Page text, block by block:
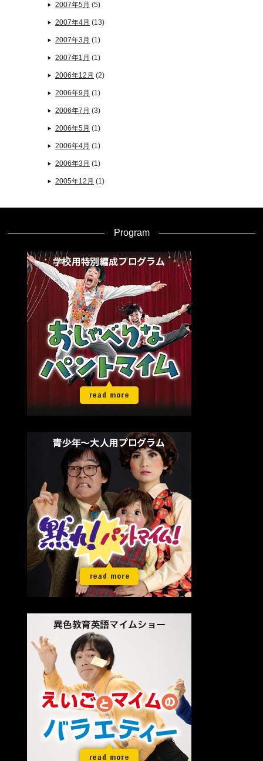
2007年5月 (5)
2007年4月 (13)
2007年3月 (1)
2007年1月 (1)
2006年12月 (2)
2006年9月 (1)
2006年7月 (3)
2006年5月 (1)
2006年4月 (1)
2006年3月 (1)
2005年12月 (1)
Program